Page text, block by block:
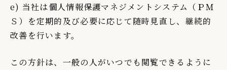
e) 当社は個人情報保護マネジメントシステム（ＰＭ
Ｓ）を定期的及び必要に応じて随時見直し、継続的
改善を行います。
この方針は、一般の人がいつでも閲覧できるように